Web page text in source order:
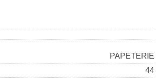
PAPETERIE
44